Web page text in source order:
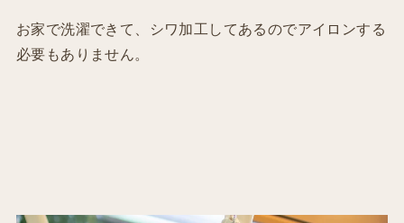
お家で洗濯できて、シワ加工してあるのでアイロンする
必要もありません。